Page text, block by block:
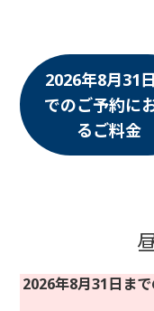
2026年8月31
でのご予約に
るご料金
2026年8月31日ま